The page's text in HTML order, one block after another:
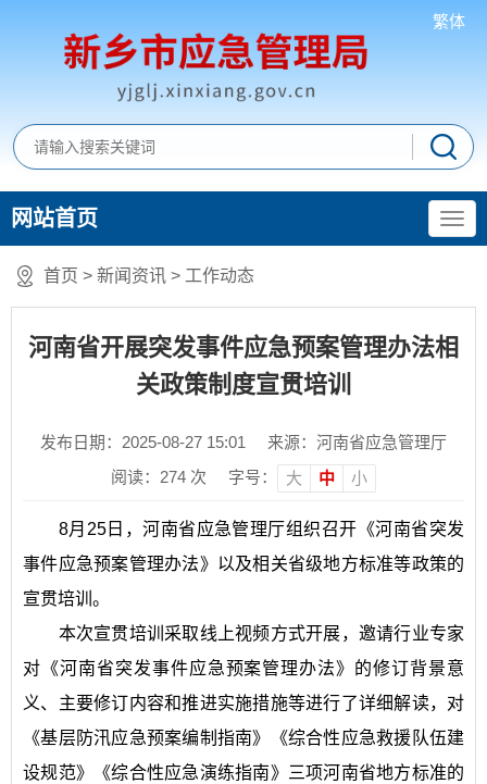
繁体
网站首页
首页 > 新闻资讯 > 工作动态
河南省开展突发事件应急预案管理办法相
关政策制度宣贯培训
发布日期：2025-08-27 15:01
来源：河南省应急管理厅
阅读： 274 次 字号： 大 中 小
8月25日，河南省应急管理厅组织召开《河南省突发
事件应急预案管理办法》以及相关省级地方标准等政策的
宣贯培训。
本次宣贯培训采取线上视频方式开展，邀请行业专家
对《河南省突发事件应急预案管理办法》的修订背景意
义、主要修订内容和推进实施措施等进行了详细解读，对
《基层防汛应急预案编制指南》《综合性应急救援队伍建
设规范》《综合性应急演练指南》三项河南省地方标准的